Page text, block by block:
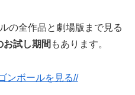
の全作品と劇場版まで見る
お試し期間 もあります。
ンボールを見る//